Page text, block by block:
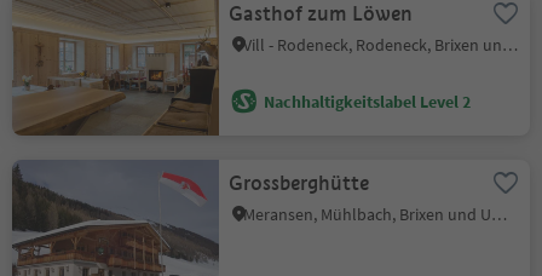
Gasthof zum Löwen
Vill - Rodeneck, Rodeneck, Brixen und Umgebung
Nachhaltigkeitslabel Level 2
Grossberghütte
Meransen, Mühlbach, Brixen und Umgebung